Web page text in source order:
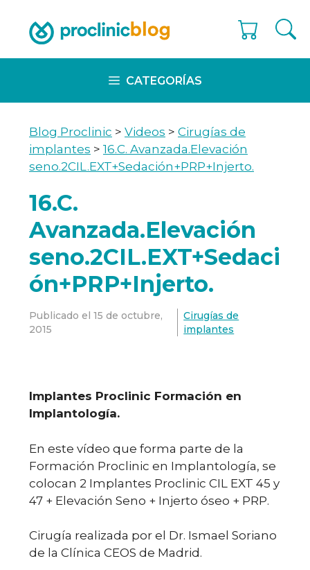
content
CATEGORÍAS
Blog Proclinic > Videos > Cirugías de
implantes > 16.C. Avanzada.Elevación
seno.2CIL.EXT+Sedación+PRP+Injerto.
16.C.
Avanzada.Elevación
seno.2CIL.EXT+Sedaci
ón+PRP+Injerto.
Publicado el 15 de octubre,
2015
Cirugías de
implantes
Implantes Proclinic Formación en
Implantología.
En este vídeo que forma parte de la
Formación Proclinic en Implantología, se
colocan 2 Implantes Proclinic CIL EXT 45 y
47 + Elevación Seno + Injerto óseo + PRP.
Cirugía realizada por el Dr. Ismael Soriano
de la Clínica CEOS de Madrid.